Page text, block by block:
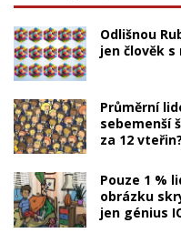
Odlišnou
jen člověk
Průměrní
sebemenší
za 12 vteřin?
Pouze 1 %
obrázku
jen génius